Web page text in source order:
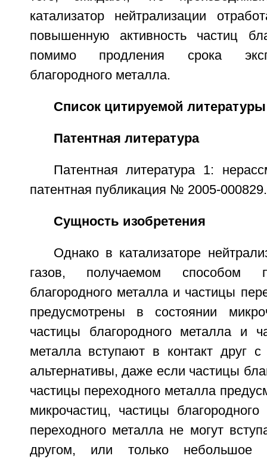
катализатор нейтрализации
повышенную активность частиц
помимо продления срока
благородного металла.
Список цитируемой литературы
Патентная литература
Патентная литература 1:
патентная публикация № 2005-000829.
Сущность изобретения
Однако в катализаторе
газов, получаемом способом
благородного металла и частицы
предусмотрены в состоянии
частицы благородного металла и
металла вступают в контакт друг
альтернативы, даже если частицы
частицы переходного металла
микрочастиц, частицы
переходного металла не могут
другом, или только небольшое